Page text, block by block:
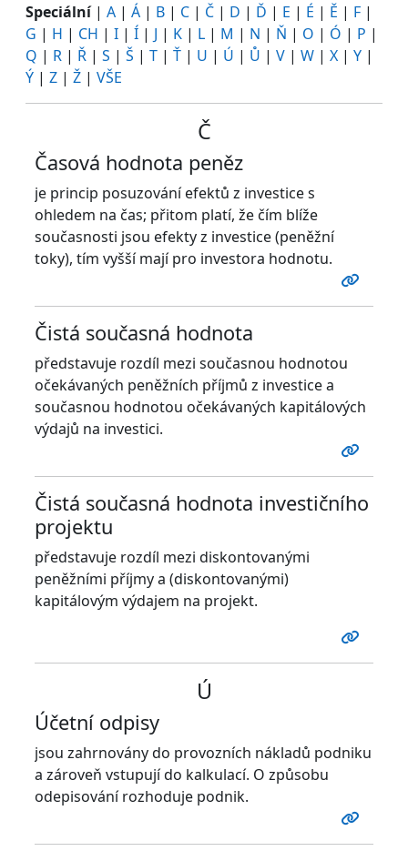
Speciální| A | Á | B | C | Č | D | Ď | E | É | Ě | F |
G | H | CH | I | Í | J | K | L | M | N | Ň | O | Ó | P |
Q | R | Ř | S | Š | T | Ť | U | Ú | Ů | V | W | X | Y |
Ý | Z | Ž | VŠE
Č
Časová hodnota peněz
je princip posuzování efektů z investice s
ohledem na čas; přitom platí, že čím blíže
současnosti jsou efekty z investice (peněžní
toky), tím vyšší mají pro investora hodnotu.
Čistá současná hodnota
představuje rozdíl mezi současnou hodnotou
očekávaných peněžních příjmů z investice a
současnou hodnotou očekávaných kapitálových
výdajů na investici.
Čistá současná hodnota investičního
projektu
představuje rozdíl mezi diskontovanými
peněžními příjmy a (diskontovanými)
kapitálovým výdajem na projekt.
Ú
Účetní odpisy
jsou zahrnovány do provozních nákladů podniku
a zároveň vstupují do kalkulací. O způsobu
odepisování rozhoduje podnik.